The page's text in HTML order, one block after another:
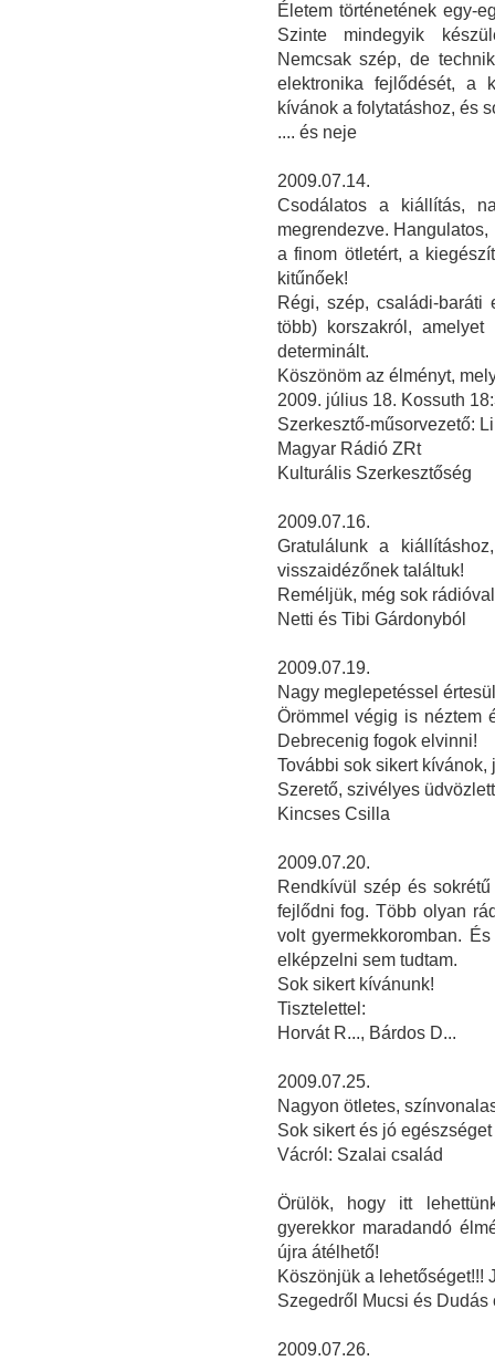
Életem történetének egy-
Szinte mindegyik
Nemcsak szép, de
elektronika fejlődését, a
kívánok a folytatáshoz, és
.... és neje
2009.07.14.
Csodálatos a kiállítás,
megrendezve.
a finom ötletért, a
kitűnőek!
Régi, szép, családi-
több) korszakról,
determinált.
Köszönöm az élményt,
2009. július 18. Kossuth
Szerkesztő-műsorvezető:
Magyar Rádió ZRt
Kulturális Szerkesztőség
2009.07.16.
Gratulálunk a
visszaidézőnek találtuk!
Reméljük, még sok
Netti és Tibi Gárdonyból
2009.07.19.
Nagy meglepetéssel
Örömmel végig is néztem
Debrecenig fogok elvinni!
További sok sikert kívánok,
Szerető, szivélyes
Kincses Csilla
2009.07.20.
Rendkívül szép és
fejlődni fog. Több olyan
volt gyermekkoromban.
elképzelni sem tudtam.
Sok sikert kívánunk!
Tisztelettel:
Horvát R..., Bárdos D...
2009.07.25.
Nagyon ötletes,
Sok sikert és jó
Vácról: Szalai család
Örülök, hogy itt
gyerekkor maradandó
újra átélhető!
Köszönjük a lehetőséget!!!
Szegedről Mucsi és Dudás
2009.07.26.